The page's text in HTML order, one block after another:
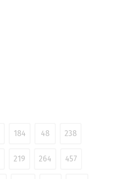
184 48 238
219 264 457